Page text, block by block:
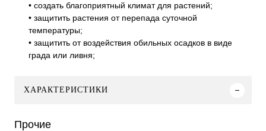
• создать благоприятный климат для растений;
• защитить растения от перепада суточной
температуры;
• защитить от воздействия обильных осадков в виде
града или ливня;
ХАРАКТЕРИСТИКИ
Прочие